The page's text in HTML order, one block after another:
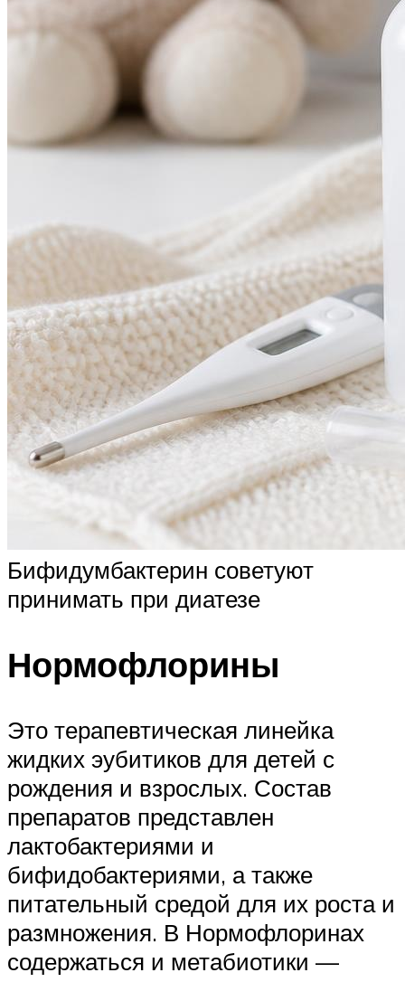
Бифидумбактерин советуют
принимать при диатезе
Нормофлорины
Это терапевтическая линейка
жидких эубитиков для детей с
рождения и взрослых. Состав
препаратов представлен
лактобактериями и
бифидобактериями, а также
питательный средой для их роста и
размножения. В Нормофлоринах
содержаться и метабиотики —